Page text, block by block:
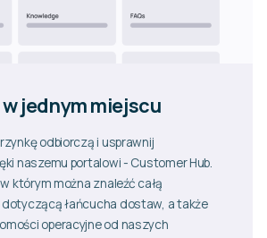
jednym miejscu
odbiorczą i usprawnij
naszemu portalowi - Customer Hub.
którym można znaleźć całą
łańcucha dostaw, a także
operacyjne od naszych